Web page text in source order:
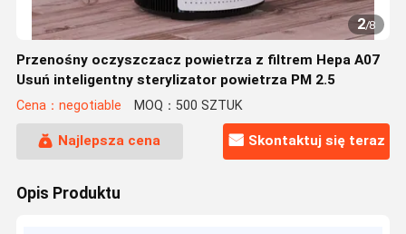
2/8
Przenośny oczyszczacz powietrza z filtrem Hepa A07
Usuń inteligentny sterylizator powietrza PM 2.5
Cena：negotiable MOQ：500 SZTUK
Najlepsza cena Skontaktuj się teraz
Opis Produktu